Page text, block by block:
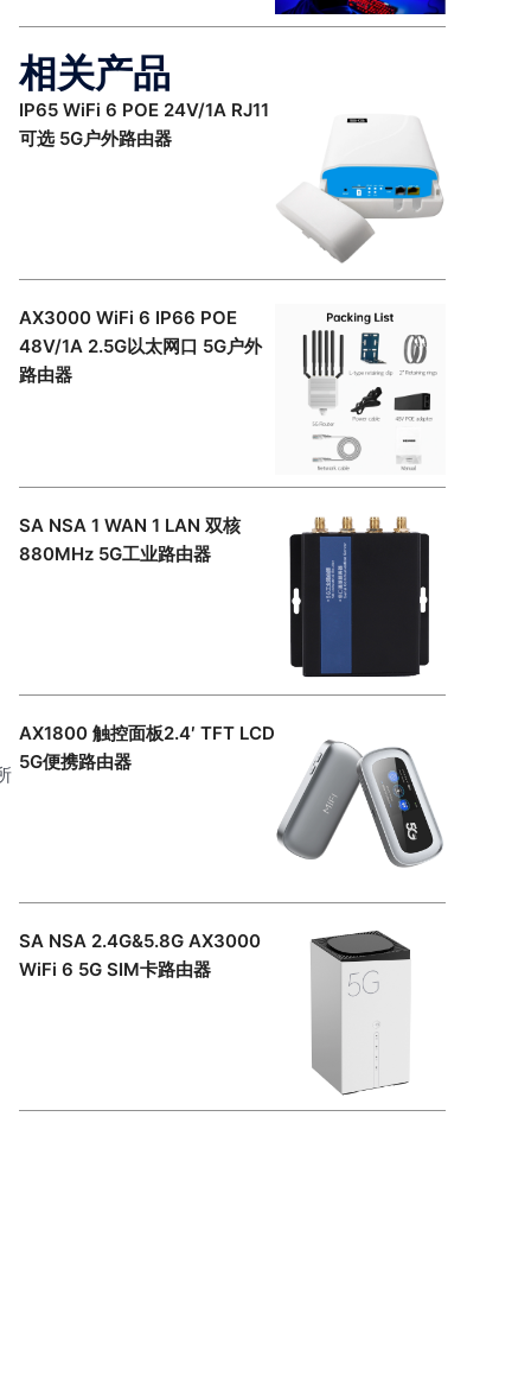
相关产品
IP65 WiFi 6 POE 24V/1A RJ11
可选 5G户外路由器
AX3000 WiFi 6 IP66 POE
48V/1A 2.5G以太网口 5G户外
路由器
SA NSA 1 WAN 1 LAN 双核
880MHz 5G工业路由器
AX1800 触控面板2.4′ TFT LCD
5G便携路由器
SA NSA 2.4G&5.8G AX3000
WiFi 6 5G SIM卡路由器